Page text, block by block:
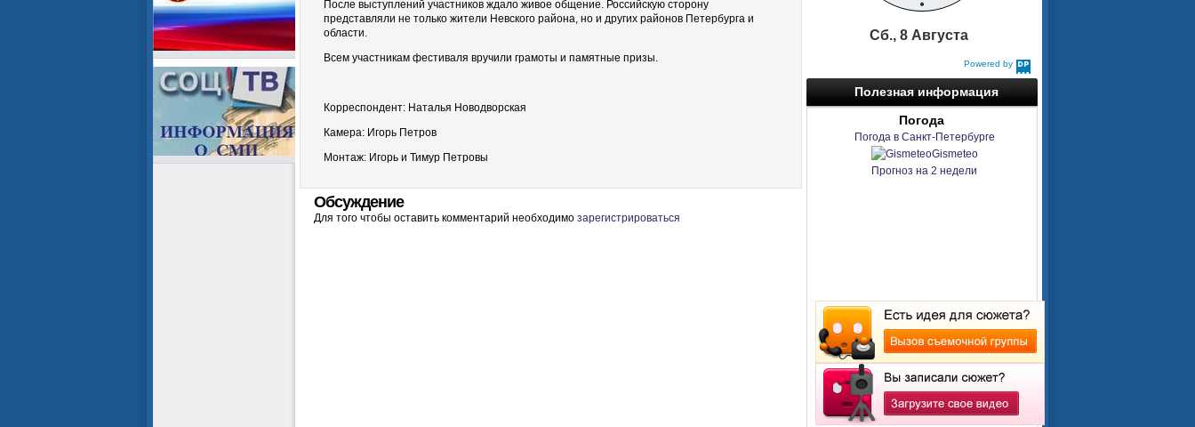
После выступлений участников ждало живое общение. Российскую сторону
представляли не только жители Невского района, но и других районов Петербурга и
области.
Всем участникам фестиваля вручили грамоты и памятные призы.
Корреспондент: Наталья Новодворская
Камера: Игорь Петров
Монтаж: Игорь и Тимур Петровы
Обсуждение
Для того чтобы оставить комментарий необходимо зарегистрироваться
Powered by
DaysPedia.com
Сб., 8 Августа
Полезная информация
Погода
Погода в Санкт-Петербурге
Gismeteo
Прогноз на 2 недели